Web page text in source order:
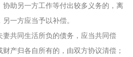
助另一方工作等付出较多义务的，离
一方应当予以补偿。
共同生活所负的债务，应当共同偿
产归各自所有的，由双方协议清偿；